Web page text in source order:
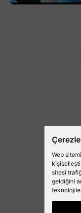
Web
sitesi
geldiğini